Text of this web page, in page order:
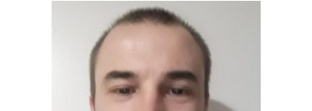
Projetos
História
Contato
Fique Por Dentro